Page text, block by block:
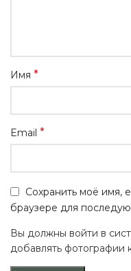
Имя *
Email *
Сохранить моё имя,
браузере для
Вы должны войти в
добавлять фотографии